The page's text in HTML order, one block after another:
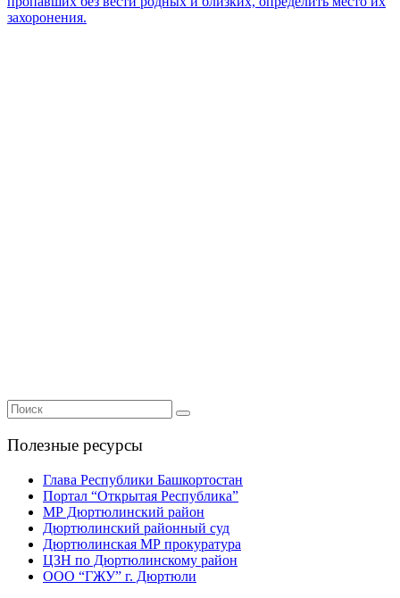
Полезные ресурсы
Глава Республики Башкортостан
Портал “Открытая Республика”
МР Дюртюлинский район
Дюртюлинский районный суд
Дюртюлинская МР прокуратура
ЦЗН по Дюртюлинскому район
ООО “ГЖУ” г. Дюртюли